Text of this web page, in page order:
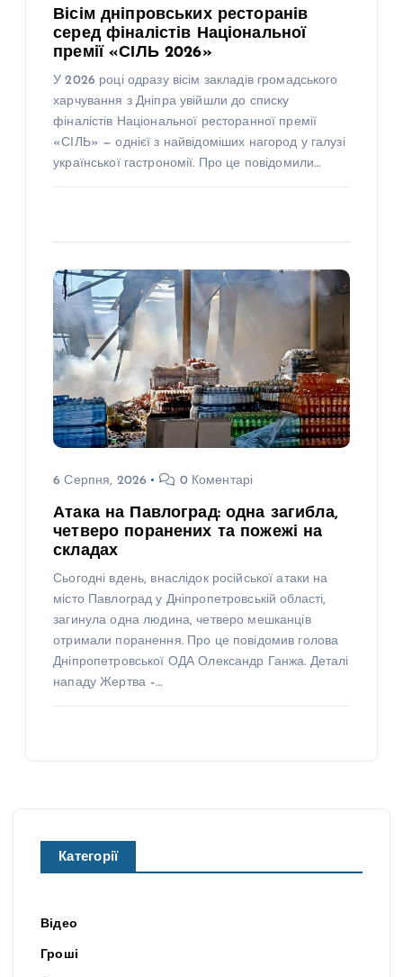
Вісім дніпровських ресторанів
серед фіналістів Національної
премії «СІЛЬ 2026»
У 2026 році одразу вісім закладів громадського
харчування з Дніпра увійшли до списку
фіналістів Національної ресторанної премії
«СІЛЬ» — однієї з найвідоміших нагород у галузі
української гастрономії. Про це повідомили…
6 Серпня, 2026 0 Коментарі
Атака на Павлоград: одна загибла,
четверо поранених та пожежі на
складах
Сьогодні вдень, внаслідок російської атаки на
місто Павлоград у Дніпропетровській області,
загинула одна людина, четверо мешканців
отримали поранення. Про це повідомив голова
Дніпропетровської ОДА Олександр Ганжа. Деталі
нападу Жертва –…
Категорії
Відео
Гроші